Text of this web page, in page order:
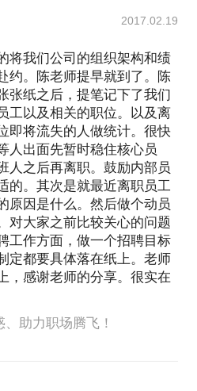
2017.02.19
将我们公司的组织架构和绩
约。陈老师提早就到了。陈
张纸之后，提笔记下了我们
工以及相关的职位。以及离
即将流失的人做统计。很快
人出面先暂时稳住核心员
人之后再离职。鼓励内部员
的。其次是就最近离职员工
原因是什么。然后做个动员
对大家之前比较关心的问题
工作方面，做一个招聘目标
定都要具体落在纸上。老师
，感谢老师的分享。很实在
助力职场腾飞！